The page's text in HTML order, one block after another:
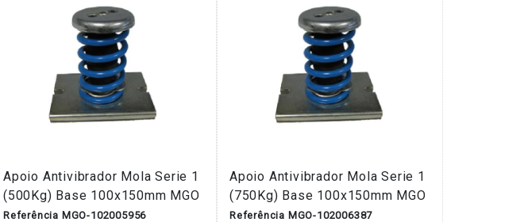
Apoio Antivibrador Mola Serie 1
(500Kg) Base 100x150mm MGO
Referência MGO-102005956
Apoio Antivibrador Mola Serie 1
(750Kg) Base 100x150mm MGO
Referência MGO-102006387